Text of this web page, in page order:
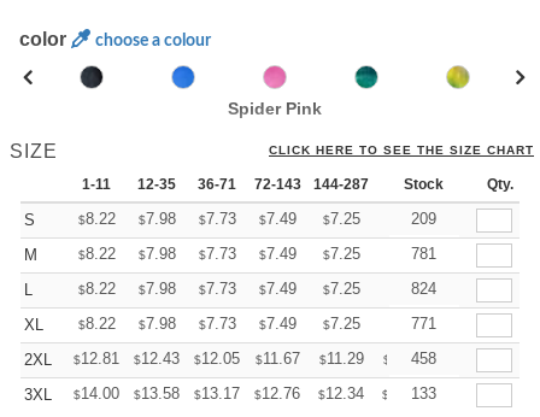
color choose a colour
Spider Pink
SIZE CLICK HERE TO SEE THE SIZE CHART
1-11 12-35 36-71 72-143 144-287 288 + More
Stock Qty.
S $8.22 $7.98 $7.73 $7.49 $7.25 7.13209
M
$8.22 $7.98 $7.73 $7.49 $7.25 7.13781
L
$8.22 $7.98 $7.73 $7.49 $7.25 7.13824
XL
$8.22 $7.98 $7.73 $7.49 $7.25 7.13771
2XL
$12.81 $12.43 $12.05 $11.67 $11.29 $ 11.10
458
3XL
$14.00 $13.58 $13.17 $12.76 $12.34 $ 12.13
133